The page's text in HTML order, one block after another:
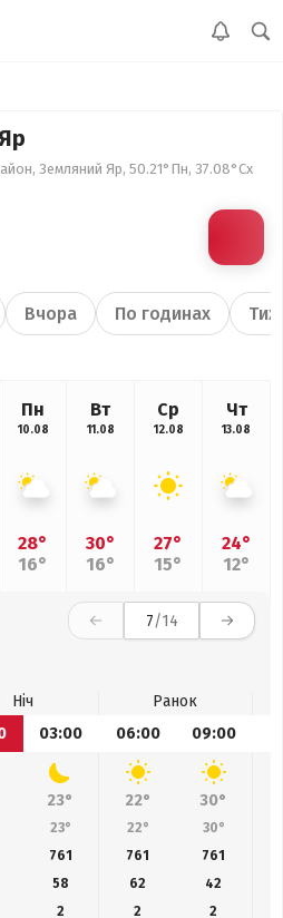
Земляний Яр, 50.21°Пн, 37.08°Сх
Вчора По годинах
Пн
10.08
28°
16°
Вт
11.08
30°
16°
Ср
12.08
27°
15°
Чт
13.08
24°
12°
7/14
Ніч
Ранок
03:00 06:00 09:00
23° 22° 30°
23° 22° 30°
761 761 761
58 62 42
2 2
2